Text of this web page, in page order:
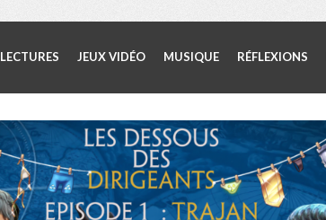
LECTURES JEUX VIDÉO MUSIQUE RÉFLEXIONS